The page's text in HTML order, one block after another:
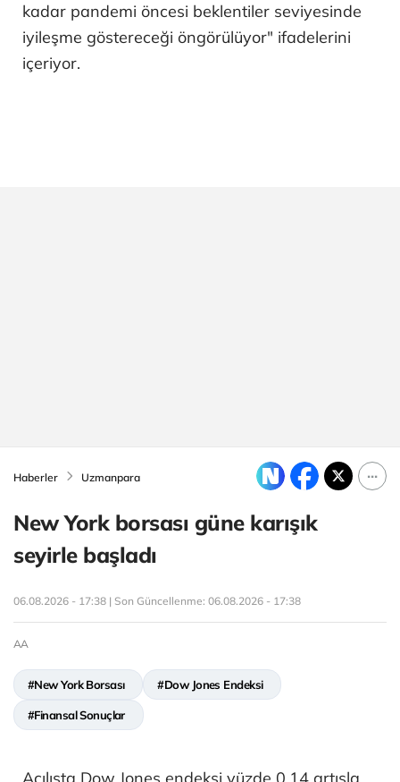
kadar pandemi öncesi beklentiler seviyesinde
iyileşme göstereceği öngörülüyor" ifadelerini
içeriyor.
Haberler Uzmanpara
New York borsası güne karışık
seyirle başladı
06.08.2026 - 17:38 | Son Güncellenme: 06.08.2026 - 17:38
AA
#New York Borsası #Dow Jones Endeksi
#Finansal Sonuçlar